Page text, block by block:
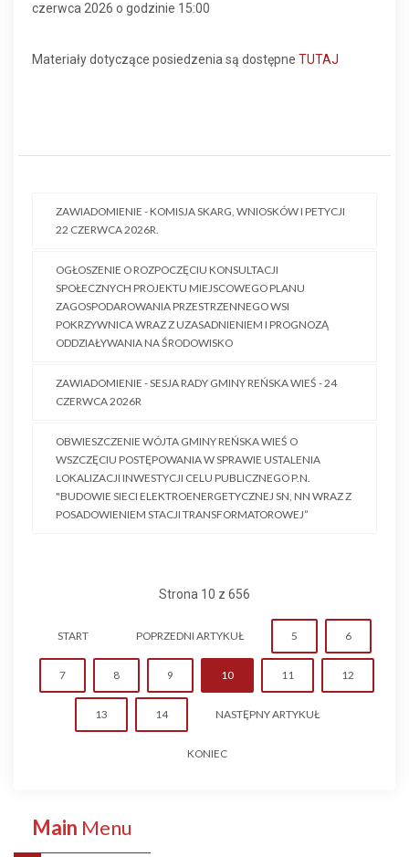
czerwca 2026 o godzinie 15:00
Materiały dotyczące posiedzenia są dostępne TUTAJ
ZAWIADOMIENIE - KOMISJA SKARG, WNIOSKÓW I PETYCJI
22 CZERWCA 2026R.
OGŁOSZENIE O ROZPOCZĘCIU KONSULTACJI
SPOŁECZNYCH PROJEKTU MIEJSCOWEGO PLANU
ZAGOSPODAROWANIA PRZESTRZENNEGO WSI
POKRZYWNICA WRAZ Z UZASADNIENIEM I PROGNOZĄ
ODDZIAŁYWANIA NA ŚRODOWISKO
ZAWIADOMIENIE - SESJA RADY GMINY REŃSKA WIEŚ - 24
CZERWCA 2026R
OBWIESZCZENIE WÓJTA GMINY REŃSKA WIEŚ O
WSZCZĘCIU POSTĘPOWANIA W SPRAWIE USTALENIA
LOKALIZACJI INWESTYCJI CELU PUBLICZNEGO P.N.
"BUDOWIE SIECI ELEKTROENERGETYCZNEJ SN, NN WRAZ Z
POSADOWIENIEM STACJI TRANSFORMATOROWEJ”
Strona 10 z 656
START POPRZEDNI ARTYKUŁ 5 6
7 8 9 10 11 12
13 14 NASTĘPNY ARTYKUŁ
KONIEC
Main Menu